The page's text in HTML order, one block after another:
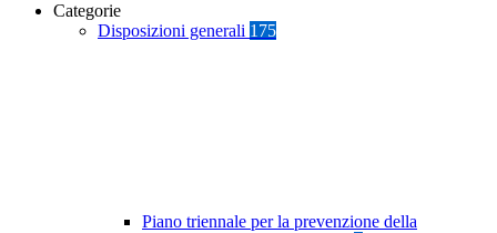
Categorie
Disposizioni generali 175
Piano triennale per la prevenzione della